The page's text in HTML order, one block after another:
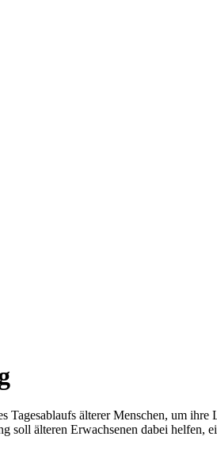
älterer Menschen, um
älteren Erwachsenen dabei helfen,